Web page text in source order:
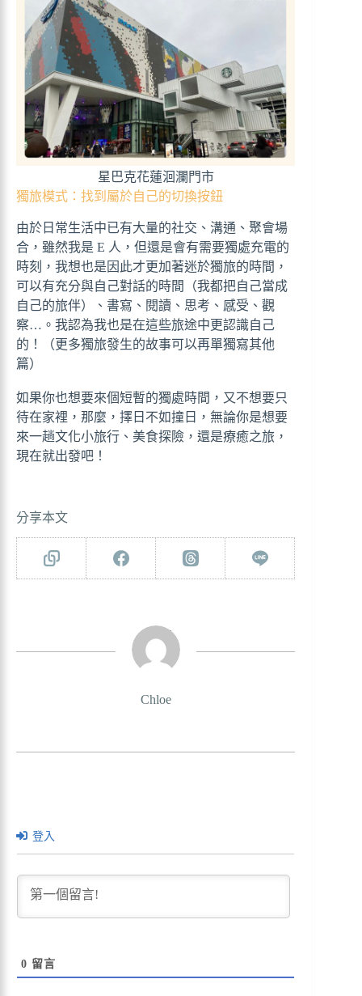
星巴克花蓮洄瀾門市
獨旅模式：找到屬於自己的切換按鈕
由於日常生活中已有大量的社交、溝通、聚會場
合，雖然我是 E 人，但還是會有需要獨處充電的
時刻，我想也是因此才更加著迷於獨旅的時間，
可以有充分與自己對話的時間（我都把自己當成
自己的旅伴）、書寫、閱讀、思考、感受、觀
察…。我認為我也是在這些旅途中更認識自己
的！（更多獨旅發生的故事可以再單獨寫其他
篇）
如果你也想要來個短暫的獨處時間，又不想要只
待在家裡，那麼，擇日不如撞日，無論你是想要
來一趟文化小旅行、美食探險，還是療癒之旅，
現在就出發吧！
分享本文
Chloe
登入
0 留言